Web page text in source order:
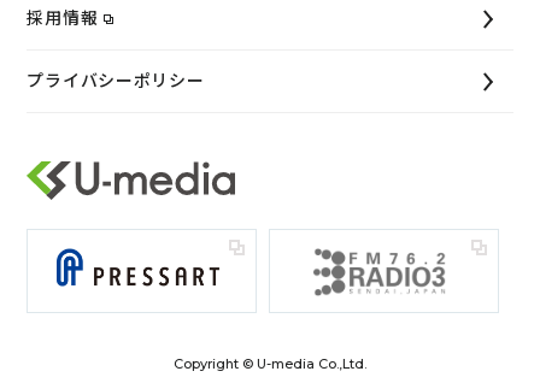
採用情報
プライバシーポリシー
Copyright © U-media Co.,Ltd.